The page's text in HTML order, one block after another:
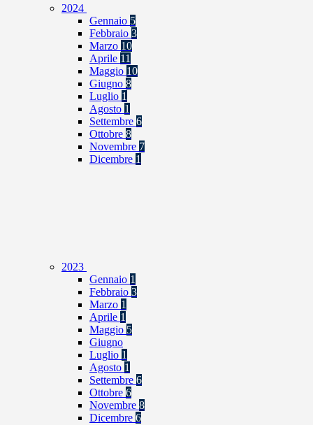
2024
Gennaio 5
Febbraio 3
Marzo 10
Aprile 11
Maggio 10
Giugno 8
Luglio 1
Agosto 1
Settembre 6
Ottobre 8
Novembre 7
Dicembre 1
2023
Gennaio 1
Febbraio 3
Marzo 1
Aprile 1
Maggio 5
Giugno
Luglio 1
Agosto 1
Settembre 6
Ottobre 6
Novembre 8
Dicembre 6